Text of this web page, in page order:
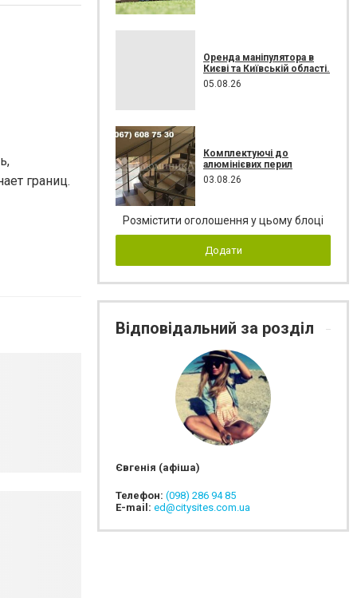
границ.
Оренда маніпулятора в
Києві та Київській області.
05.08.26
Комплектуючі до
алюмінієвих перил
03.08.26
Розмістити оголошення у цьому блоці
Додати
Відповідальний за розділ
Євгенія (афіша)
Телефон: (098) 286 94 85
E-mail: ed@citysites.com.ua